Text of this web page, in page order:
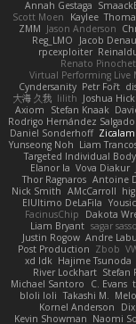
Annah Gestaga
Scott Moen
Kaylee
ZMM Jason Anderson
Reg_LMO
Jacob
rpcexploiter
Renato Pinochet
Virtual Performing Live
Cyndersanity Petr Fořt
大海 久我 lilith Joshua
Axiom
Stefan Knaak
Rodrigo Hernández Salgado
Daniel Sonderhoff Zicalam
Yunseong Noh Liam
Targeted Individual Body
Elanor la Vova Diakur
Thor Ragnaros Antoine
Nick Smith AMcCarroll
ElUltimo DeLaFila
FacinusChip
Dakota
Liam Bryant sagar
Justin Rogow Andre
Post Production Zbob
xd Idk Hajime Tsunoda
River Lockhart Stefan
Michael Santoro
C. Evans
bloli loli Takashi M.
Kornel Anderson
Kevin Showman Naomi